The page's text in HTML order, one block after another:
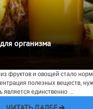
организма
фруктов и овощей стало
полезных веществ,
единственно ...